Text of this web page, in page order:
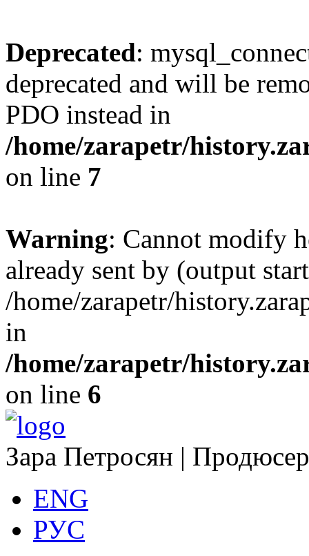
Deprecated:
deprecated and will be
PDO instead in
/home/zarapetr/
on line 7
Warning: Cannot modify
already sent by (output
/home/zarapetr/
in
/home/zarapetr/
on line 6
Зара Петросян |
ENG
РУС